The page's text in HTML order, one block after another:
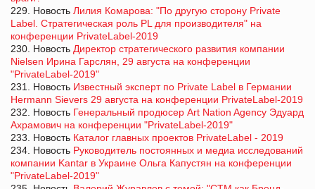
229. Новость Лилия Комарова: "По другую сторону Private
Label. Стратегическая роль PL для производителя" на
конференции PrivateLabel-2019
230. Новость Директор стратегического развития компании
Nielsen Ирина Гарслян, 29 августа на конференции
"PrivateLabel-2019"
231. Новость Известный эксперт по Private Label в Германии
Hermann Sievers 29 августа на конференции PrivateLabel-2019
232. Новость Генеральный продюсер Art Nation Agency Эдуард
Ахрамович на конференции "PrivateLabel-2019"
233. Новость Каталог главных проектов PrivateLabel - 2019
234. Новость Руководитель постоянных и медиа исследований
компании Kantar в Украине Ольга Капустян на конференции
"PrivateLabel-2019"